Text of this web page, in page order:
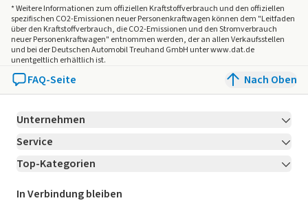
* Weitere Informationen zum offiziellen Kraftstoffverbrauch und den offiziellen
spezifischen CO2-Emissionen neuer Personenkraftwagen können dem "Leitfaden
über den Kraftstoffverbrauch, die CO2-Emissionen und den Stromverbrauch
neuer Personenkraftwagen" entnommen werden, der an allen Verkaufsstellen
und bei der Deutschen Automobil Treuhand GmbH unter www.dat.de
unentgeltlich erhältlich ist.
FAQ-Seite Nach Oben
Unternehmen
Über LeasingMarkt.de
Karriere Jetzt bewerben!
Für Händler
Service
Kontakt
Ratgeber
Top-Kategorien
Leasing Deals
In Verbindung bleiben